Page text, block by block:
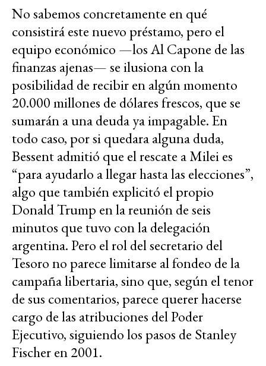
No sabemos concretamente en qué
consistirá este nuevo préstamo, pero el
equipo económico —los Al Capone de las
finanzas ajenas— se ilusiona con la
posibilidad de recibir en algún momento
20.000 millones de dólares frescos, que se
sumarán a una deuda ya impagable. En
todo caso, por si quedara alguna duda,
Bessent admitió que el rescate a Milei es
“para ayudarlo a llegar hasta las elecciones”,
algo que también explicitó el propio
Donald Trump en la reunión de seis
minutos que tuvo con la delegación
argentina. Pero el rol del secretario del
Tesoro no parece limitarse al fondeo de la
campaña libertaria, sino que, según el tenor
de sus comentarios, parece querer hacerse
cargo de las atribuciones del Poder
Ejecutivo, siguiendo los pasos de Stanley
Fischer en 2001.